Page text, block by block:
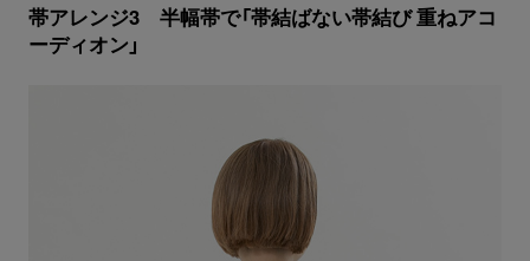
帯アレンジ3 半幅帯で「帯結ばない帯結び 重ねアコ
ーディオン」